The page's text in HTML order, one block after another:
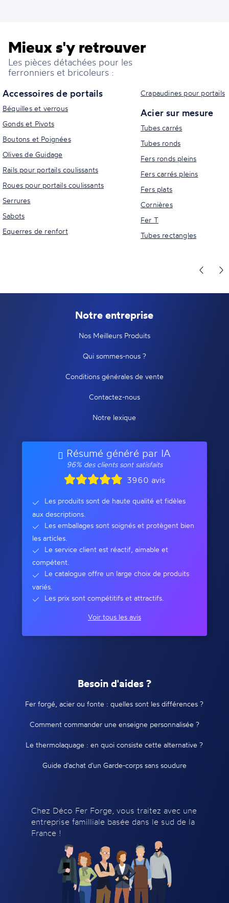
Mieux s'y retrouver
Les pièces détachées pour les
ferronniers et bricoleurs :
Accessoires de portails
Béquilles et verrous
Gonds et Pivots
Boutons et Poignées
Olives de Guidage
Rails pour portails coulissants
Roues pour portails coulissants
Serrures
Sabots
Equerres de renfort
Crapaudines pour portails
Acier sur mesure
Tubes carrés
Tubes ronds
Fers ronds pleins
Fers carrés pleins
Fers plats
Cornières
Fer T
Tubes rectangles
Notre entreprise
Nos Meilleurs Produits
Qui sommes-nous ?
Conditions générales de vente
Contactez-nous
Notre lexique
Résumé généré par IA
96% des clients sont satisfaits
3960 avis
Les produits sont de haute qualité et fidèles
aux descriptions.
Les emballages sont soignés et protègent bien
les articles.
Le service client est réactif, aimable et
compétent.
Le catalogue offre un large choix de produits
variés.
Les prix sont compétitifs et attractifs.
Voir tous les avis
Besoin d'aides ?
Fer forgé, acier ou fonte : quelles sont les différences ?
Comment commander une enseigne personnalisée ?
Le thermolaquage : en quoi consiste cette alternative ?
Guide d'achat d'un Garde-corps sans soudure
Chez Déco Fer Forge, vous traitez avec une
entreprise familliale basée dans le sud de la
France !